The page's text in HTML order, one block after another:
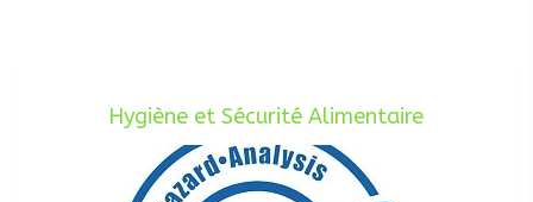
Hygiène et Sécurité Alimentaire